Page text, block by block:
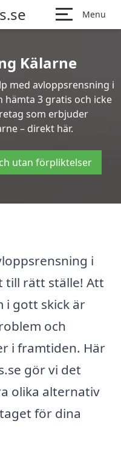
Menu
Kälarne
med avloppsrensning i
hämta 3 gratis och icke
som erbjuder
– direkt här.
utan förpliktelser
i
till rätt ställe! Att
i gott skick är
och
i framtiden. Här
gör vi det
olika alternativ
för dina